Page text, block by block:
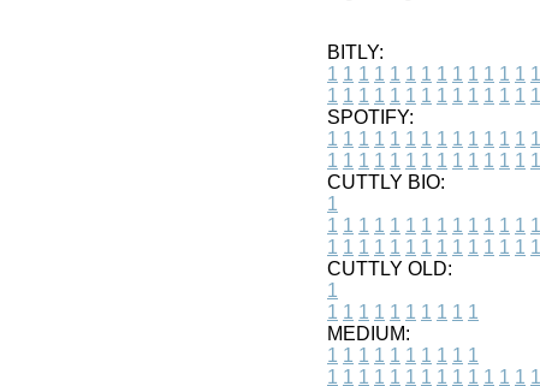
BITLY:
1 1 1 1 1 1 1 1 1 1 1 1 1 1
1 1 1 1 1 1 1 1 1 1 1 1 1 1
SPOTIFY:
1 1 1 1 1 1 1 1 1 1 1 1 1 1
1 1 1 1 1 1 1 1 1 1 1 1 1 1
CUTTLY BIO:
1
1 1 1 1 1 1 1 1 1 1 1 1 1 1
1 1 1 1 1 1 1 1 1 1 1 1 1 1
CUTTLY OLD:
1
1 1 1 1 1 1 1 1 1 1
MEDIUM:
1 1 1 1 1 1 1 1 1 1
1 1 1 1 1 1 1 1 1 1 1 1 1 1